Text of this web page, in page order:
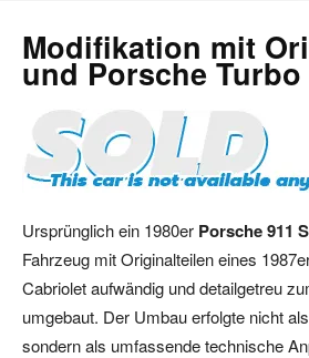
Modifikation mit
und Porsche
Ursprünglich ein 1980er Porsche 911
Fahrzeug mit Originalteilen eines
Cabriolet aufwändig und detailgetreu
umgebaut. Der Umbau erfolgte nicht
sondern als umfassende technische